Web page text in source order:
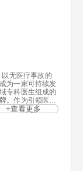
无医疗事故的
为一家可持续发
专科医生组成的
。作为引领医疗
，不断努力研究。
活方式的美容主
容整形集团全体
+查看更多